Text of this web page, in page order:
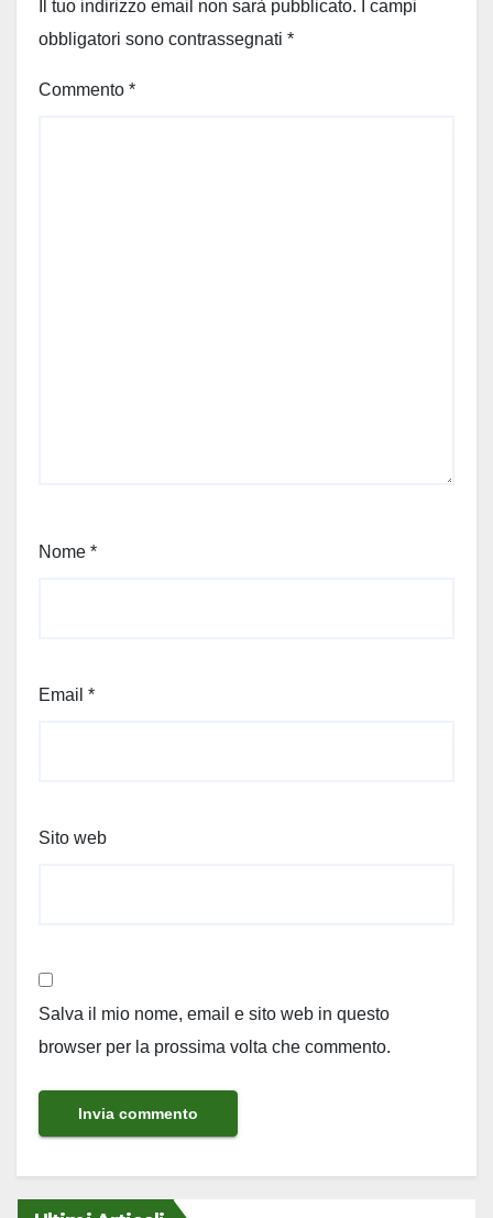
Il tuo indirizzo email non sarà pubblicato.
I campi
obbligatori sono contrassegnati *
Commento *
Nome *
Email *
Sito web
Salva il mio nome, email e sito web in questo
browser per la prossima volta che commento.